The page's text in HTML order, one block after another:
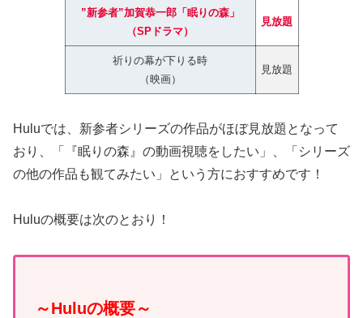
”新参者”加賀恭一郎「眠りの森」
（SPドラマ）
見放題
祈りの幕が下りる時
（映画）
見放題
Huluでは、新参者シリーズの作品がほぼ見放題となって
おり、「『眠りの森』の動画視聴をしたい」、「シリーズ
の他の作品も観てみたい」という方におすすめです！
Huluの概要は次のとおり！
～Huluの概要～